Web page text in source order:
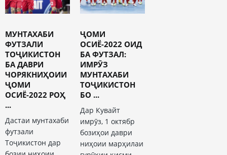
МУНТАХАБИ
ФУТЗАЛИ
ТОҶИКИСТОН
БА ДАВРИ
ЧОРЯКНИҲОИИ
ҶОМИ
ОСИЁ-2022 РОҲ
...
Дастаи мунтахаби
футзали
Тоҷикистон дар
ҶОМИ
ОСИЁ-2022 ОИД
БА ФУТЗАЛ:
ИМРӮЗ
МУНТАХАБИ
ТОҶИКИСТОН
БО ...
Дар Кувайт
имрӯз, 1 октябр
бозиҳои даври
ниҳоии марҳилаи